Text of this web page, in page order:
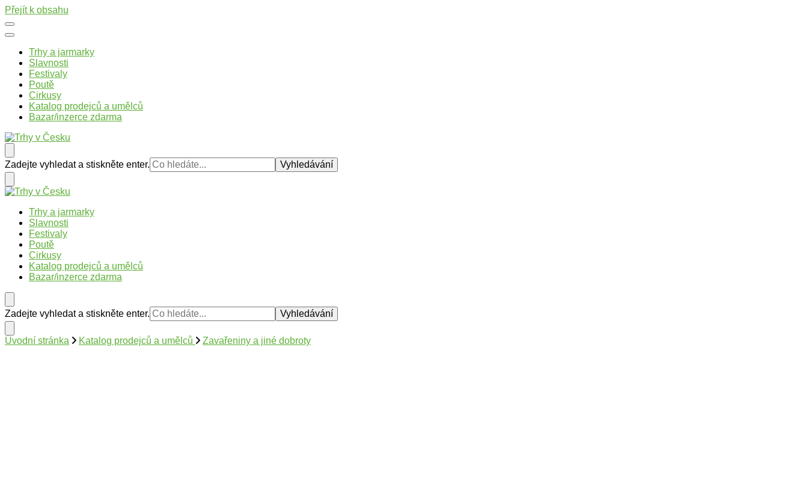
Přejít k obsahu
Trhy a jarmarky
Slavnosti
Festivaly
Poutě
Cirkusy
Katalog prodejců a umělců
Bazar/inzerce zdarma
Trhy v Česku
Trhy, jarmarky, slavnosti a poutě v České republice
Hledáte
něco
?
Zadejte vyhledat a stiskněte enter.
Trhy v Česku
Trhy, jarmarky, slavnosti a poutě v České republice
Trhy a jarmarky
Slavnosti
Festivaly
Poutě
Cirkusy
Katalog prodejců a umělců
Bazar/inzerce zdarma
Hledáte
něco
?
Zadejte vyhledat a stiskněte enter.
Úvodní stránka Katalog prodejců a umělců Zavařeniny a jiné dobroty